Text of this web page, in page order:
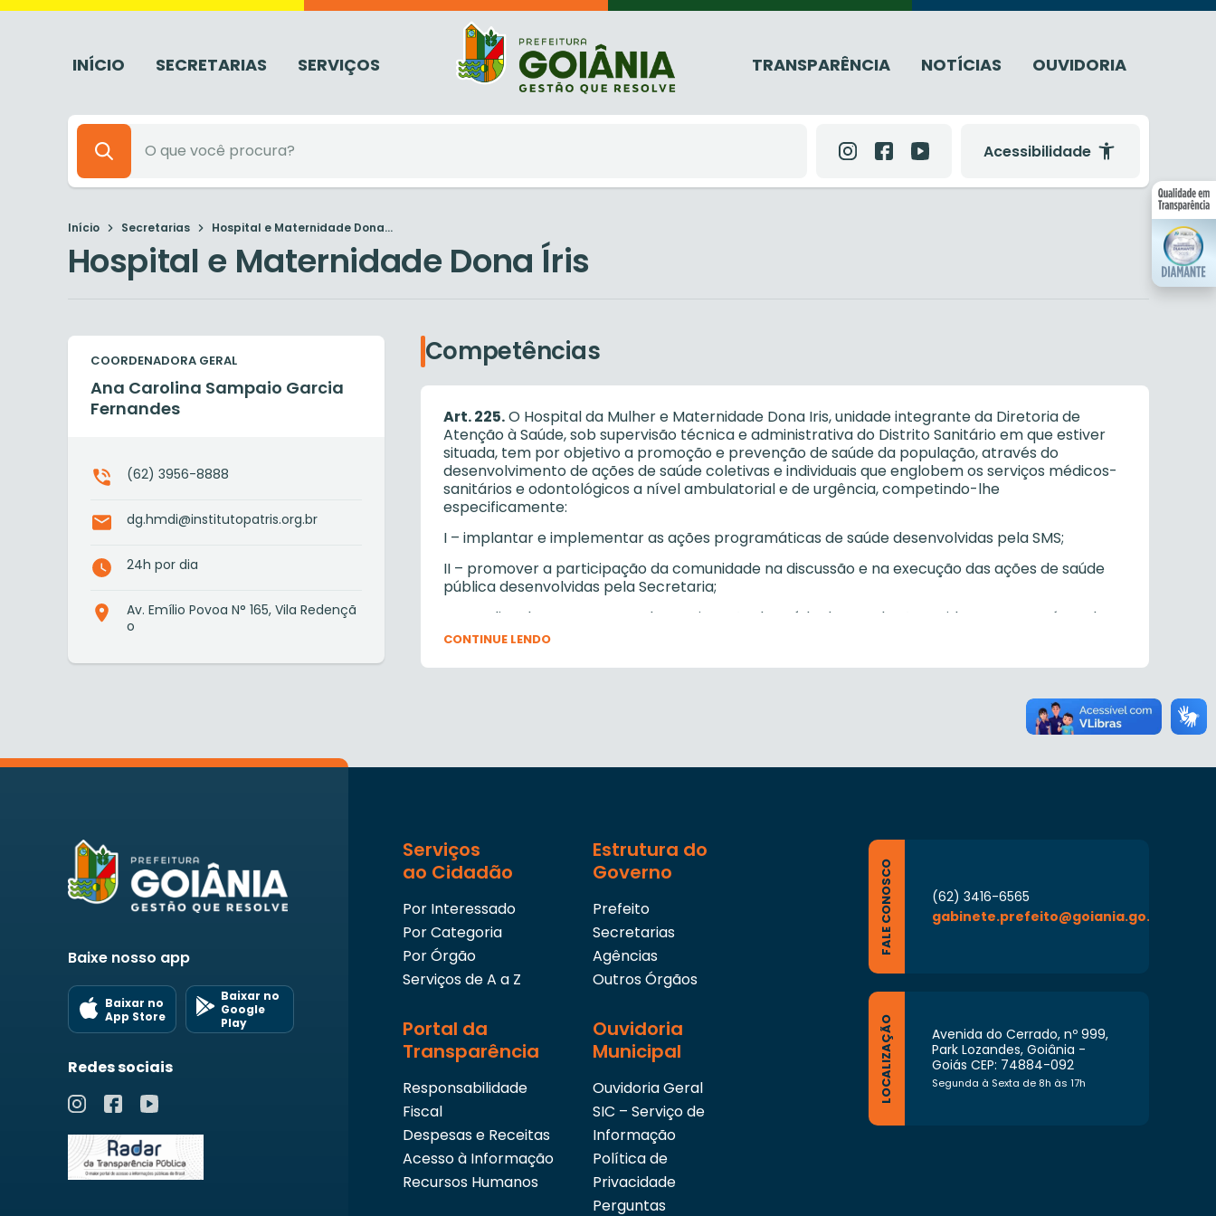
INÍCIO SECRETARIAS SERVIÇOS TRANSPARÊNCIA NOTÍCIAS OUVIDORIA
Acessibilidade
Início Secretarias Hospital e Maternidade Dona...
Hospital e Maternidade Dona Íris
COORDENADORA GERAL
Ana Carolina Sampaio Garcia
Fernandes
(62) 3956-8888
dg.hmdi@institutopatris.org.br
24h por dia
Av. Emílio Povoa N° 165, Vila Redençã
o
Competências
Art. 225.O Hospital da Mulher e Maternidade Dona Iris, unidade integrante da Diretoria de
Atenção à Saúde, sob supervisão técnica e administrativa do Distrito Sanitário em que estiver
situada, tem por objetivo a promoção e prevenção de saúde da população, através do
desenvolvimento de ações de saúde coletivas e individuais que englobem os serviços médicos-
sanitários e odontológicos a nível ambulatorial e de urgência, competindo-lhe
especificamente:
I – implantar e implementar as ações programáticas de saúde desenvolvidas pela SMS;
II – promover a participação da comunidade na discussão e na execução das ações de saúde
pública desenvolvidas pela Secretaria;
III – realizar levantamento sobre a situação de saúde da população residente em sua área de
abrangência, bem como de suas necessidades, visando a subsidiar a elaboração de ações
V – efetuar o registro e acompanhamentos de todos os usuários atendidos pela Unidade,
VII – prestar o serviço de ginecologia e obstetrícia tanto em nível ambulatorial como em
urgência;
VIII – executar serviços de anestesiologia;
IX – prestar serviços de enfermagem, de fonoaudiologia, de nutrição, de odontologia e de
assistência social;
X – prestar serviços de psicologia às gestantes e puerperais;
XII – executar tarefas de educação e informação em saúde;
XIII – executar Serviço de Apoio Diagnóstico Terapêutico (SADT);
XIV – manter e controlar serviços de prontuários, recepção, internação e agendamento de
consultas de pacientes;
XV – manter cadastro atualizado de pessoas e serviços ligados à Maternidade e unidades
conveniadas, bem como acompanhar o cumprimento da programação;
XVI – remeter, diariamente, ao setor competente da SMS os respectivos mapas de produção
CONTINUE LENDO
Baixe nosso app
Baixar no
App Store
Baixar no
Google
Play
Redes sociais
Serviços
ao Cidadão
Por Interessado
Por Categoria
Por Órgão
Serviços de A a Z
Estrutura do
Governo
Prefeito
Secretarias
Agências
Outros Órgãos
Portal da
Transparência
Responsabilidade
Fiscal
Despesas e Receitas
Acesso à Informação
Recursos Humanos
Ouvidoria
Municipal
Ouvidoria Geral
SIC – Serviço de
Informação
Política de
Privacidade
Perguntas
FALE CONOSCO
(62) 3416-6565
gabinete.prefeito@goiania.go.gov.br
LOCALIZAÇÃO
Avenida do Cerrado, nº 999,
Park Lozandes, Goiânia -
Goiás CEP: 74884-092
Segunda à Sexta de 8h às 17h